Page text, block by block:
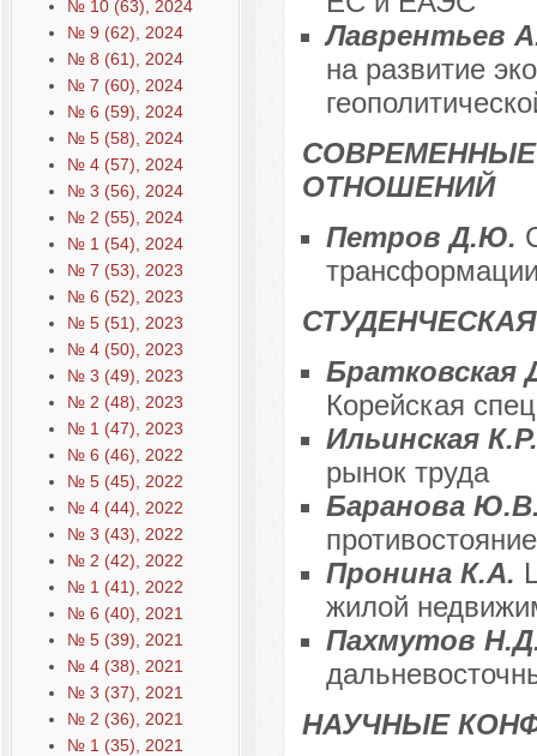
№ 10 (63), 2024
№ 9 (62), 2024
№ 8 (61), 2024
№ 7 (60), 2024
№ 6 (59), 2024
№ 5 (58), 2024
№ 4 (57), 2024
№ 3 (56), 2024
№ 2 (55), 2024
№ 1 (54), 2024
№ 7 (53), 2023
№ 6 (52), 2023
№ 5 (51), 2023
№ 4 (50), 2023
№ 3 (49), 2023
№ 2 (48), 2023
№ 1 (47), 2023
№ 6 (46), 2022
№ 5 (45), 2022
№ 4 (44), 2022
№ 3 (43), 2022
№ 2 (42), 2022
№ 1 (41), 2022
№ 6 (40), 2021
№ 5 (39), 2021
№ 4 (38), 2021
№ 3 (37), 2021
№ 2 (36), 2021
№ 1 (35), 2021
Лаврентьев
на развитие
ОТНОШЕНИЙ
Петров Д.Ю.
Братковская
Корейская
Ильинская
рынок труда
Баранова
Пронина К.А.
жилой
Пахмутов
НАУЧНЫЕ